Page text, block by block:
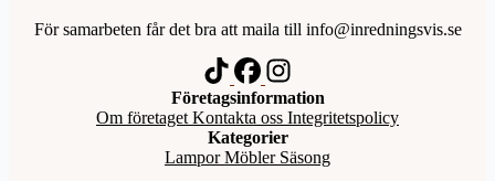
För samarbeten får det bra att maila till info@inredningsvis.se
Företagsinformation
Om företaget Kontakta oss Integritetspolicy
Kategorier
LamporMöbler Säsong